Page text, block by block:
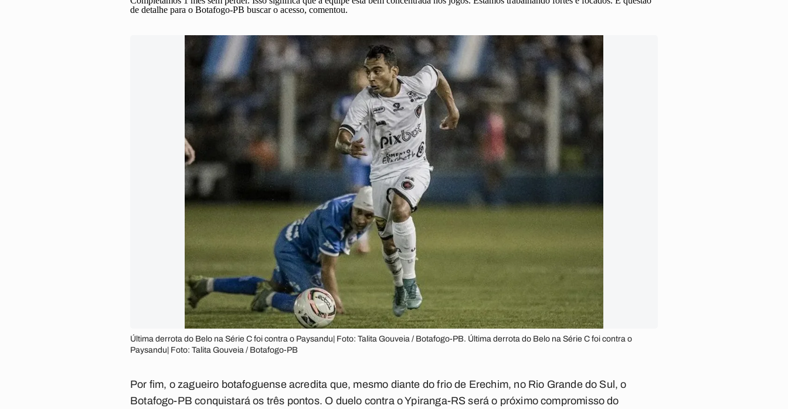
de detalhe para o Botafogo-PB buscar o acesso, comentou.
Última derrota do Belo na Série C foi contra o Paysandu| Foto: Talita Gouveia / Botafogo-PB. Última derrota do Belo na Série C foi contra o
Paysandu| Foto: Talita Gouveia / Botafogo-PB
Por fim, o zagueiro botafoguense acredita que, mesmo diante do frio de Erechim, no Rio Grande do Sul, o
Botafogo-PB conquistará os três pontos. O duelo contra o Ypiranga-RS será o próximo compromisso do